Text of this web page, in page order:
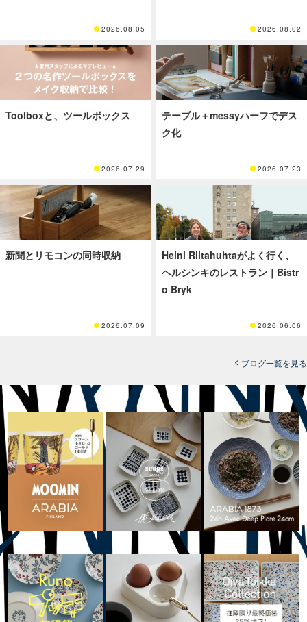
2026.08.05 2026.08.02
Toolboxと、ツールボックス
2026.07.29
テーブル＋messyハーフでデス
ク化
2026.07.23
新聞とリモコンの同時収納
2026.07.09
Heini Riitahuhtaがよく行く、
ヘルシンキのレストラン｜Bistr
o Bryk
2026.06.06
ブログ一覧を見る